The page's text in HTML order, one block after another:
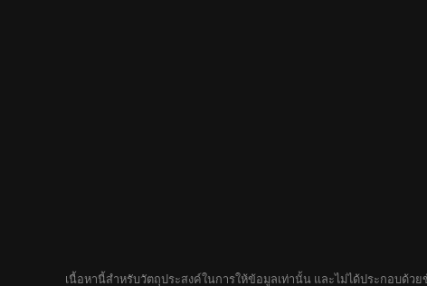
เนื้อหานี้สำหรับวัตถุประสงค์ในการให้ข้อมูลเท่านั้น และไม่ได้ประกอบด้